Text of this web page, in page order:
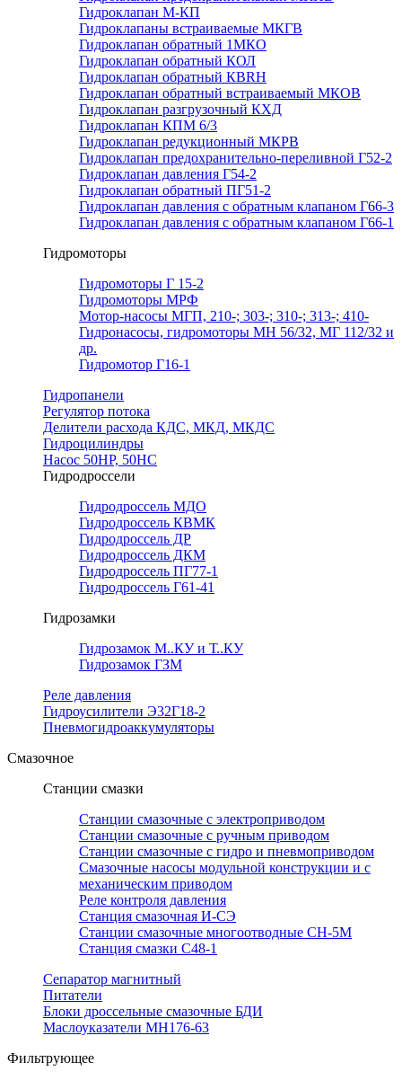
Гидроклапан М-КП
Гидроклапаны встраиваемые МКГВ
Гидроклапан обратный 1МКО
Гидроклапан обратный КОЛ
Гидроклапан обратный КВRН
Гидроклапан обратный встраиваемый МКОВ
Гидроклапан разгрузочный КХД
Гидроклапан КПМ 6/3
Гидроклапан редукционный МКРВ
Гидроклапан предохранительно-переливной Г52-2
Гидроклапан давления Г54-2
Гидроклапан обратный ПГ51-2
Гидроклапан давления с обратным клапаном Г66-3
Гидроклапан давления с обратным клапаном Г66-1
Гидромоторы
Гидромоторы Г 15-2
Гидромоторы МРФ
Мотор-насосы МГП, 210-; 303-; 310-; 313-; 410-
Гидронасосы, гидромоторы МН 56/32, МГ 112/32 и
др.
Гидромотор Г16-1
Гидропанели
Регулятор потока
Делители расхода КДС, МКД, МКДС
Гидроцилиндры
Насос 50НР, 50НС
Гидродроссели
Гидродроссель МДО
Гидродроссель КВМК
Гидродроссель ДР
Гидродроссель ДКМ
Гидродроссель ПГ77-1
Гидродроссель Г61-41
Гидрозамки
Гидрозамок М..КУ и Т..КУ
Гидрозамок ГЗМ
Реле давления
Гидроусилители Э32Г18-2
Пневмогидроаккумуляторы
Смазочное
Станции смазки
Станции смазочные с электроприводом
Станции смазочные с ручным приводом
Станции смазочные с гидро и пневмоприводом
Смазочные насосы модульной конструкции и с
механическим приводом
Реле контроля давления
Станция смазочная И-СЭ
Станции смазочные многоотводные СН-5М
Станция смазки С48-1
Сепаратор магнитный
Питатели
Блоки дроссельные смазочные БДИ
Маслоуказатели МН176-63
Фильтрующее